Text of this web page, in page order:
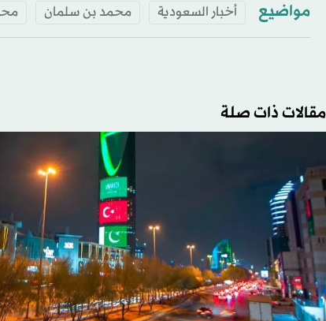
مواضيع أخبار السعودية محمد بن سلمان
مقالات ذات صلة